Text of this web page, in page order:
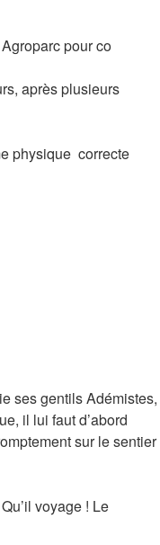
pour co
après plusieurs
physique correcte
ses gentils Adémistes,
il lui faut d’abord
sur le sentier
voyage ! Le